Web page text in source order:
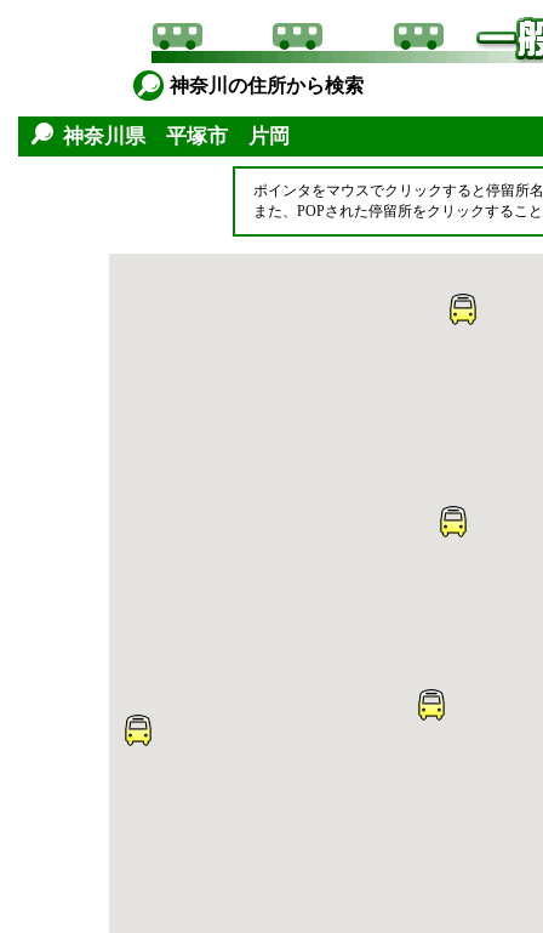
神奈川の住所から検索
神奈川県 平塚市 片岡
ポインタをマウスでクリックすると停留所
また、POPされた停留所をクリックするこ